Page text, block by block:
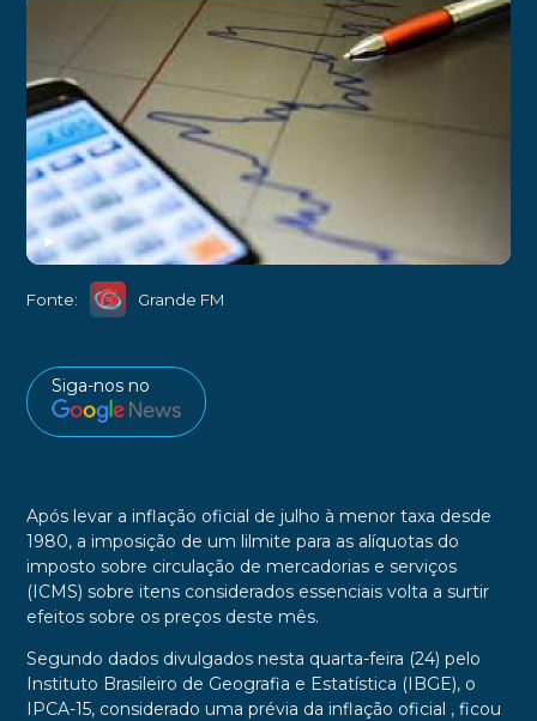
►
Fonte: Grande FM
Siga-nos no
Após levar a inflação oficial de julho à menor taxa desde
1980, a imposição de um lilmite para as alíquotas do
imposto sobre circulação de mercadorias e serviços
(ICMS) sobre itens considerados essenciaisvolta a surtir
efeitos sobre os preços deste mês.
Segundo dados divulgados nesta quarta-feira (24) pelo
Instituto Brasileiro de Geografia e Estatística (IBGE), o
IPCA-15, considerado uma prévia da inflação oficial , ficou